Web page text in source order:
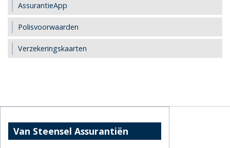
AssurantieApp
Polisvoorwaarden
Verzekeringskaarten
Van Steensel Assurantiën